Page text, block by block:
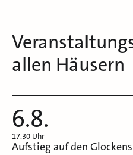
allen Häusern
6.8.
17.30 Uhr
Aufstieg auf den